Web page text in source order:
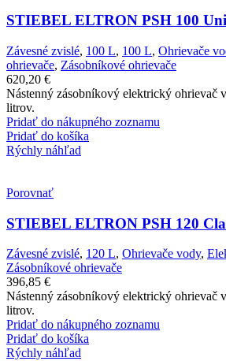
STIEBEL ELTRON PSH 100
Závesné zvislé, 100 L, 100 L, Ohrievače
ohrievače, Zásobníkové ohrievače
620,20 €
Nástenný zásobníkový elektrický ohrievač
litrov.
Pridať do nákupného zoznamu
Pridať do košíka
Rýchly náhľad
Porovnať
STIEBEL ELTRON PSH 120
Závesné zvislé, 120 L, Ohrievače vody,
Zásobníkové ohrievače
396,85 €
Nástenný zásobníkový elektrický ohrievač
litrov.
Pridať do nákupného zoznamu
Pridať do košíka
Rýchly náhľad